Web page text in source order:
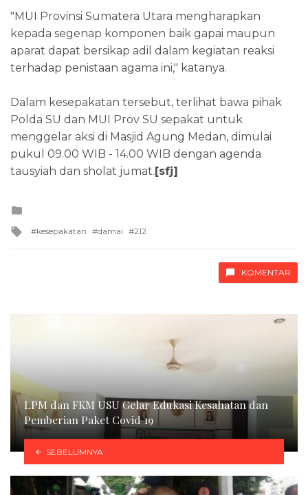
"MUI Provinsi Sumatera Utara mengharapkan
kepada segenap komponen baik gapai maupun
aparat dapat bersikap adil dalam kegiatan reaksi
terhadap penistaan agama ini," katanya.
Dalam kesepakatan tersebut, terlihat bawa pihak
Polda SU dan MUI Prov SU sepakat untuk
menggelar aksi di Masjid Agung Medan, dimulai
pukul 09.00 WIB - 14.00 WIB dengan agenda
tausyiah dan sholat jumat.[sfj]
Tagged
kesepakatan damai 212
KOMENTAR
LPM dan FKM USU Gelar Edukasi Kesahatan dan
Pemberian Paket Covid 19
SEBELUMNYA